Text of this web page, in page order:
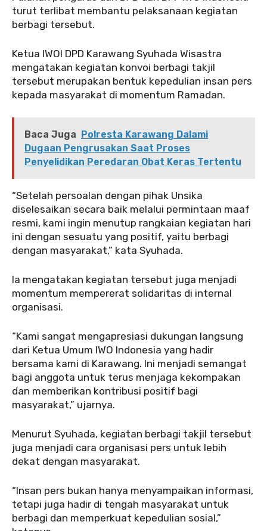
turut terlibat membantu pelaksanaan kegiatan
berbagi tersebut.
‎Ketua IWOI DPD Karawang Syuhada Wisastra
mengatakan kegiatan konvoi berbagi takjil
tersebut merupakan bentuk kepedulian insan pers
kepada masyarakat di momentum Ramadan.
Baca Juga Polresta Karawang Dalami
Dugaan Pengrusakan Saat Proses
Penyelidikan Peredaran Obat Keras Tertentu
‎‎“Setelah persoalan dengan pihak Unsika
diselesaikan secara baik melalui permintaan maaf
resmi, kami ingin menutup rangkaian kegiatan hari
ini dengan sesuatu yang positif, yaitu berbagi
dengan masyarakat,” kata Syuhada.
‎‎Ia mengatakan kegiatan tersebut juga menjadi
momentum mempererat solidaritas di internal
organisasi.
‎‎“Kami sangat mengapresiasi dukungan langsung
dari Ketua Umum IWO Indonesia yang hadir
bersama kami di Karawang. Ini menjadi semangat
bagi anggota untuk terus menjaga kekompakan
dan memberikan kontribusi positif bagi
masyarakat,” ujarnya.
‎‎Menurut Syuhada, kegiatan berbagi takjil tersebut
juga menjadi cara organisasi pers untuk lebih
dekat dengan masyarakat.
‎‎“Insan pers bukan hanya menyampaikan informasi,
tetapi juga hadir di tengah masyarakat untuk
berbagi dan memperkuat kepedulian sosial,”